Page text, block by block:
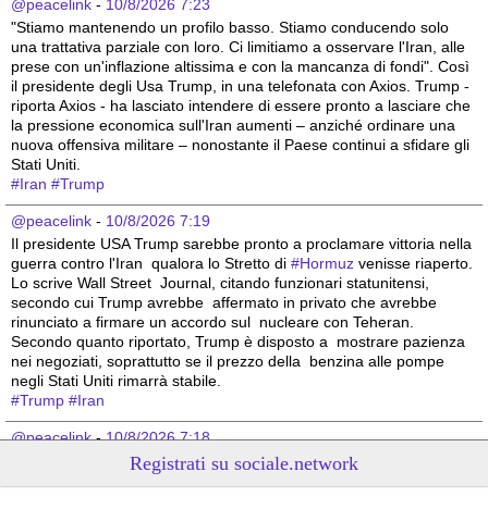
@peacelink - 10/8/2026 7:23
"Stiamo mantenendo un profilo basso. Stiamo conducendo solo
una trattativa parziale con loro. Ci limitiamo a osservare l'Iran, alle
prese con un'inflazione altissima e con la mancanza di fondi". Così
il presidente degli Usa Trump, in una telefonata con Axios. Trump -
riporta Axios - ha lasciato intendere di essere pronto a lasciare che
la pressione economica sull'Iran aumenti – anziché ordinare una
nuova offensiva militare – nonostante il Paese continui a sfidare gli
Stati Uniti.
#Iran #Trump
@peacelink - 10/8/2026 7:19
Il presidente USA Trump sarebbe pronto a proclamare vittoria nella
guerra contro l'Iran  qualora lo Stretto di #Hormuz venisse riaperto.
Lo scrive Wall Street  Journal, citando funzionari statunitensi,
secondo cui Trump avrebbe  affermato in privato che avrebbe
rinunciato a firmare un accordo sul  nucleare con Teheran.
Secondo quanto riportato, Trump è disposto a  mostrare pazienza
nei negoziati, soprattutto se il prezzo della  benzina alle pompe
negli Stati Uniti rimarrà stabile.
#Trump #Iran
@peacelink - 10/8/2026 7:18
Netanyahu boccia il piano per Gaza di Trump. (Rainews)
Netanyahu #
Registrati su sociale.network